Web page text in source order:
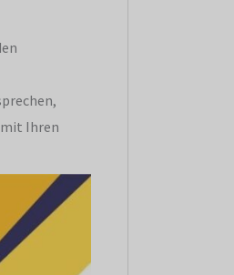
Ihren